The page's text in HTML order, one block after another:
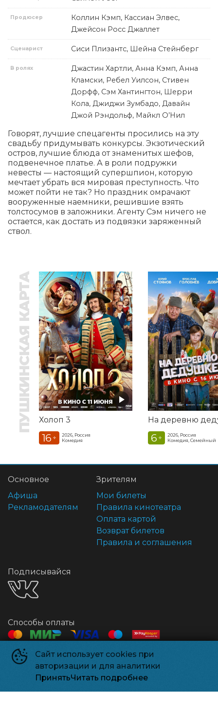
Продюсер
Коллин Кэмп, Кассиан Элвес,
Джейсон Росс Джаллет
Сценарист Сиси Плизантс, Шейна Стейнберг
В ролях
Джастин Хартли, Анна Кэмп, Анна
Кламски, Ребел Уилсон, Стивен
Дорфф, Сэм Хантингтон, Шерри
Кола, Джиджи Зумбадо, Давайн
Джой Рэндольф, Майкл О’Нил
Говорят, лучшие спецагенты просились на эту
свадьбу придумывать конкурсы. Экзотический
остров, лучшие блюда от знаменитых шефов,
подвенечное платье. А в роли подружки
невесты — настоящий супершпион, которую
мечтает убрать вся мировая преступность. Что
может пойти не так? Но праздник омрачают
вооруженные наемники, решившие взять
толстосумов в заложники. Агенту Сэм ничего не
остается, как достать из подвязки заряженный
ствол.
ПУШКИНСКАЯ КАРТА Холоп 3
16 +
2026, Россия
Комедия
6 +
2026, Россия
Комедия, Семейный
Сайт использует cookies при
авторизации и для аналитики
ПринятьЧитать подробнее
Основное
Афиша
Рекламодателям
Зрителям
Мои билеты
Правила кинотеатра
Оплата картой
Возврат билетов
Правила и соглашения
Подписывайся
Способы оплаты
Контакты
+7 918 541-18-18